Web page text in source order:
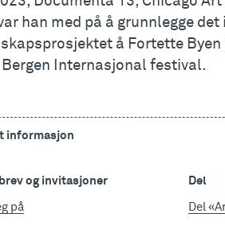
han med på å grunnlegge
å Fortette
Internasjonal festival.
informasjon
og invitasjoner
på
Del
Del